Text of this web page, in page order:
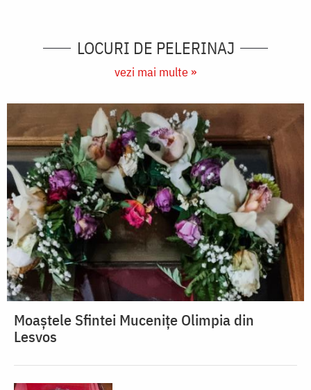
LOCURI DE PELERINAJ
vezi mai multe »
Moaștele Sfintei Mucenițe Olimpia din
Lesvos